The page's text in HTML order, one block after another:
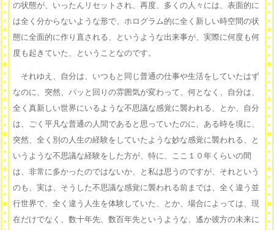
の状態が、いったんリセットされ、再度、多くの人々には、表面的に
は全く分からないような形で、ホログラム的に全く新しい時空間の状
態に全面的に作り直される、というような出来事が、実際に何度も何
度も起きていた、ということなのです。
それゆえ、自分は、いつもと同じ普通の仕事や生活をしていたはず
なのに、突然、パッと回りの雰囲気が変わって、何となく、自分は、
全く真新しい世界にいるような不思議な感覚に襲われる、とか、自分
は、ごく平凡な普通の人間であると思っていたのに、ある時を境に、
突然、全く別の人生の経験をしていたような妙な感覚に襲われる、と
いうような不思議な経験をした方が、特に、ここ１０年くらいの間
は、非常に多かったのではないか、と私は思うのですが、それという
のも、実は、そうした不思議な感覚に襲われる前までは、全く違う並
行世界で、全く違う人生を体験していた、とか、場合によっては、現
在だけでなく、数十年先、数百年先というような、遙か彼方の未来に